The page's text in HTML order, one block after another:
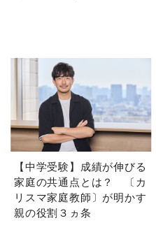
【中学受験】成績が伸びる
家庭の共通点とは？ 〔カ
リスマ家庭教師〕が明かす
親の役割３ヵ条